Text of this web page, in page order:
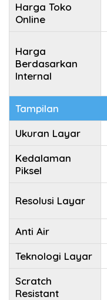
Harga Toko
Online
Harga
Berdasarkan
Internal
Tampilan
Ukuran Layar
Kedalaman
Piksel
Resolusi Layar
Anti Air
Teknologi Layar
Scratch
Resistant